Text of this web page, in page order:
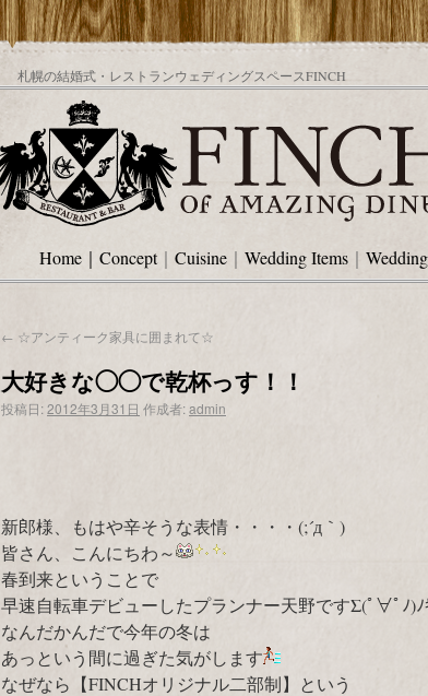
札幌の結婚式・レストランウェディングスペースFINCH
Home ｜ Concept｜ Cuisine ｜ Wedding Items ｜
← ☆アンティーク家具に囲まれて☆
大好きな◯◯で乾杯っす！！
投稿日:2012年3月31日 作成者:admin
新郎様、もはや辛そうな表情・・・・(;´д｀)
皆さん、こんにちわ～
春到来ということで
早速自転車デビューしたプランナー天野ですΣ(ﾟ∀ﾟﾉ)ﾉ
なんだかんだで今年の冬は
あっという間に過ぎた気がします
なぜなら【FINCHオリジナル二部制】という